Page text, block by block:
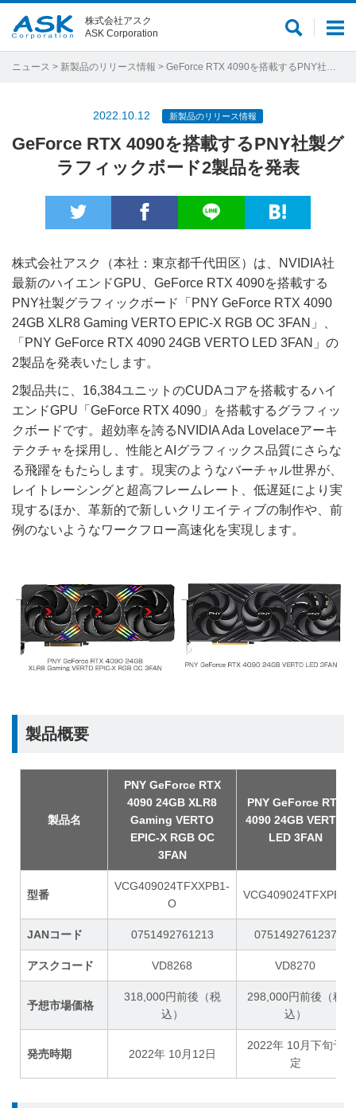
メ
ュ
サ
ト
株式会社アスク
ASK Corporation
ニュース > 新製品のリリース情報 > GeForce RTX 4090を搭載するPNY社製グラフィックボード2製品を発表
2022.10.12 新製品のリリース情報
GeForce RTX 4090を搭載するPNY社製グ
ラフィックボード2製品を発表
株式会社アスク（本社：東京都千代田区）は、NVIDIA社
最新のハイエンドGPU、GeForce RTX 4090を搭載する
PNY社製グラフィックボード「PNY GeForce RTX 4090
24GB XLR8 Gaming VERTO EPIC-X RGB OC 3FAN」、
「PNY GeForce RTX 4090 24GB VERTO LED 3FAN」の
2製品を発表いたします。
2製品共に、16,384ユニットのCUDAコアを搭載するハイ
エンドGPU「GeForce RTX 4090」を搭載するグラフィッ
クボードです。超効率を誇るNVIDIA Ada Lovelaceアーキ
テクチャを採用し、性能とAIグラフィックス品質にさらな
る飛躍をもたらします。現実のようなバーチャル世界が、
レイトレーシングと超高フレームレート、低遅延により実
現するほか、革新的で新しいクリエイティブの制作や、前
例のないようなワークフロー高速化を実現します。
製品概要
製品名
PNY GeForce RTX
4090 24GB XLR8
Gaming VERTO
EPIC-X RGB OC
3FAN
PNY GeForce RTX
4090 24GB VERTO
LED 3FAN
型番
VCG409024TFXXPB1-
O
VCG409024TFXPB1
JANコード 0751492761213 0751492761237
アスクコード VD8268 VD8270
予想市場価格
318,000円前後（税
込）
298,000円前後（税
込）
発売時期 2022年 10月12日
2022年 10月下旬予
定